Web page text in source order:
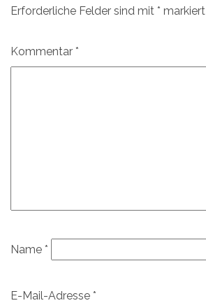
Erforderliche Felder sind mit * markiert
Kommentar *
Name *
E-Mail-Adresse *